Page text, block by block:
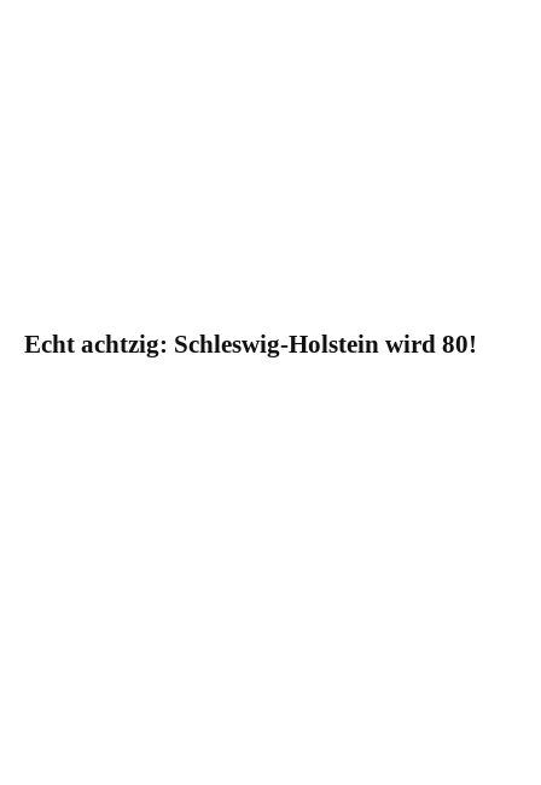
Echt achtzig: Schleswig-Holstein wird 80!